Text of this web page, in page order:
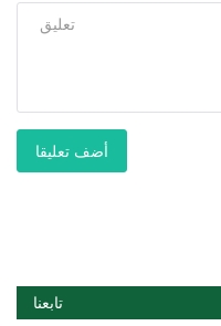
أضف تعليقا
تابعنا